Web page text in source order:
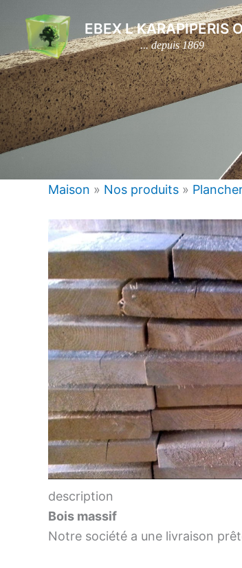
contenu
EBEX L KARAPIPERIS
... depuis 1869
Maison » Nos produits »
description
Bois massif
Notre société a une livraison